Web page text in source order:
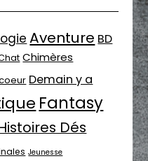
Aventure BD
Chimères
Demain y a
Fantasy
Dés
Jeunesse